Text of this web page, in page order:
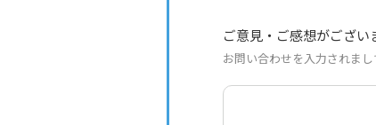
ご意見・ご感想がござい
お問い合わせを入力されま